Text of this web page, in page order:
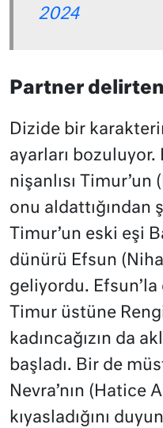
2024
Partner
Dizide bir
ayarları bozuluyor.
nişanlısı Timur’un
onu aldattığından
Timur’un eski eşi
dünürü Efsun
geliyordu.
Timur üstüne
kadıncağızın da
başladı. Bir de
Nevra’nın (Hatice
kıyasladığını